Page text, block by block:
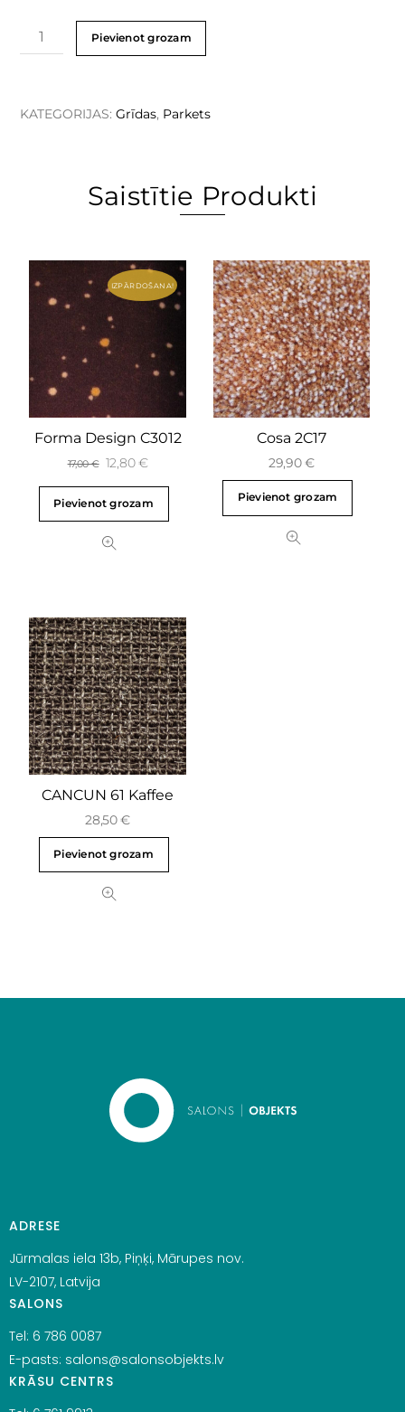
Pievienot grozam
KATEGORIJAS:Grīdas, Parkets
Saistītie Produkti
IZPĀRDOŠANA!
Forma Design C3012
17,00€ 12,80€
Pievienot grozam
Cosa 2C17
29,90€
Pievienot grozam
CANCUN 61 Kaffee
28,50€
Pievienot grozam
ADRESE
Jūrmalas iela 13b, Piņķi, Mārupes nov.
LV-2107, Latvija
SALONS
Tel: 6 786 0087
E-pasts: salons@salonsobjekts.lv
KRĀSU CENTRS